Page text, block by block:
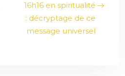
16h16 en spiritualité
: décryptage de ce
message universel